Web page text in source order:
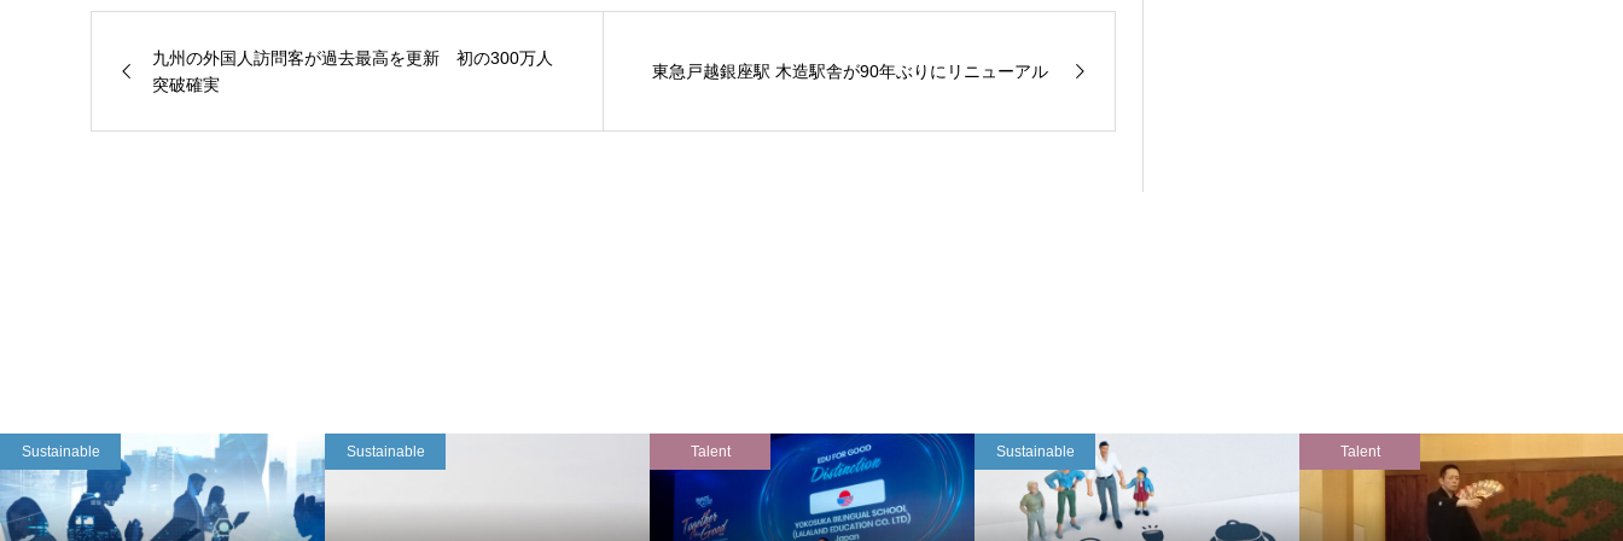
九州の外国人訪問客が過去最高を更新 初の300万人
突破確実
東急戸越銀座駅 木造駅舎が90年ぶりにリニューアル
Sustainable Sustainable Talent Sustainable Talent